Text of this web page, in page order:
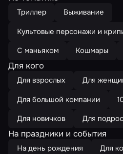
Триллер
Выживание
Культовые персонажи и
С маньяком
Кошмары
Для кого
Для взрослых Для
Для большой компании
Для новичков
Для
На праздники и события
На день рождения Для